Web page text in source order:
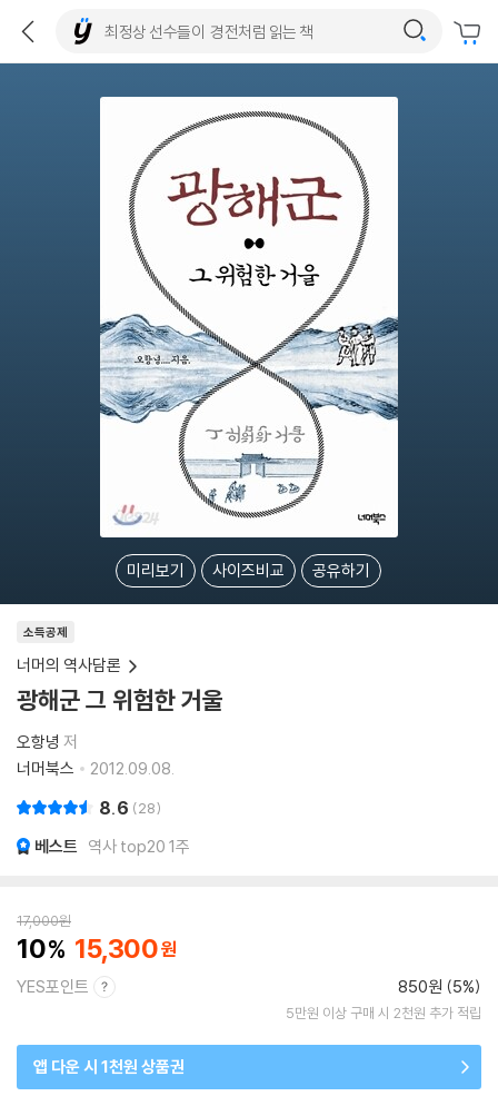
미리보기 사이즈비교 공유하기
소득공제
너머의 역사담론
광해군 그 위험한 거울
오항녕 저
너머북스
2012.09.08.
8.6 28
베스트 역사 top20 1주
17,000원
10 15,300
YES포인트 850원 (5%)
5만원 이상 구매 시 2천원 추가 적립
앱 다운 시 1천원 상품권